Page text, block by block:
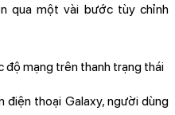
qua một vài bước tùy chỉnh
thoại Galaxy, người dùng